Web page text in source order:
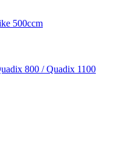
500ccm
800 / Quadix 1100